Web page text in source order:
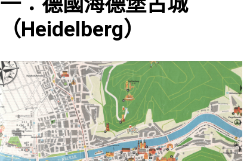
（Heidelberg）